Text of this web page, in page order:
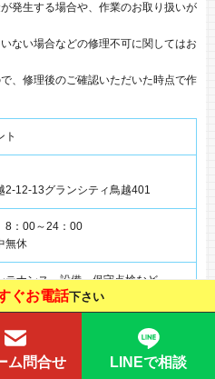
発生する場合や、作業のお取り扱いが
ない場合などの修理不可に関してはお
、修理後のご確認いただいた時点で作
ト
2-12-13グランシティ鳥越401
：00～24：00
無休
テナンス、設備、保守点検など
ぐお電話下さい
ム問合せ LINEで相談